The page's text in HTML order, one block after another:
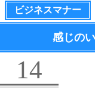
ビジネスマナー
感じの
14